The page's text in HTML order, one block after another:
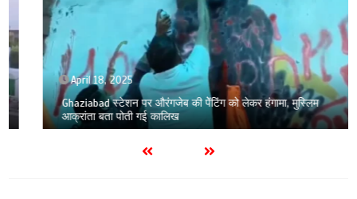
April 18, 2025
Ghaziabad स्टेशन पर औरंगजेब की पेेंटिंग को लेकर हंगामा, मुस्लिम
आक्रांता बता पोती गई कालिख